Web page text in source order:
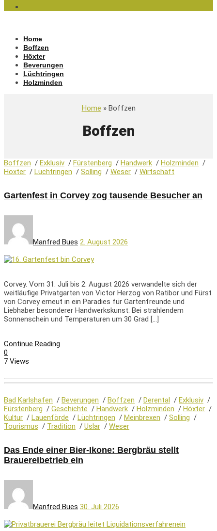
Home
Boffzen
Höxter
Beverungen
Lüchtringen
Holzminden
Home » Boffzen
Boffzen
Boffzen / Exklusiv / Fürstenberg / Handwerk / Holzminden /
Höxter / Lüchtringen / Solling / Weser / Wirtschaft
Gartenfest in Corvey zog tausende Besucher an
Manfred Bues 2. August 2026
Corvey. Vom 31. Juli bis 2. August 2026 verwandelte sich der
weitläufige Privatgarten von Victor Herzog von Ratibor und Fürst
von Corvey erneut in ein Paradies für Gartenfreunde und
Liebhaber besonderer Handwerkskunst. Bei strahlendem
Sonnenschein und Temperaturen um 30 Grad […]
Continue Reading
0
7 Views
Bad Karlshafen / Beverungen / Boffzen / Derental / Exklusiv /
Fürstenberg / Geschichte / Handwerk / Holzminden / Höxter /
Kultur / Lauenförde / Lüchtringen / Meinbrexen / Solling /
Tourismus / Tradition / Uslar / Weser
Das Ende einer Bier-Ikone: Bergbräu stellt
Brauereibetrieb ein
Manfred Bues 30. Juli 2026